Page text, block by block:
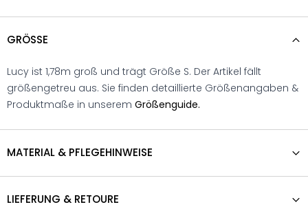
GRÖSSE
Lucy ist 1,78m groß und trägt Größe S. Der Artikel fällt
größengetreu aus. Sie finden detaillierte Größenangaben &
Produktmaße in unserem Größenguide.
MATERIAL & PFLEGEHINWEISE
LIEFERUNG & RETOURE